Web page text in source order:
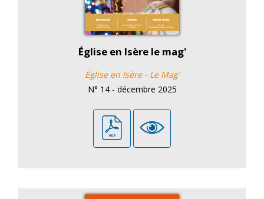
Église en Isère le mag'
Église en Isère - Le Mag'
N° 14 - décembre 2025